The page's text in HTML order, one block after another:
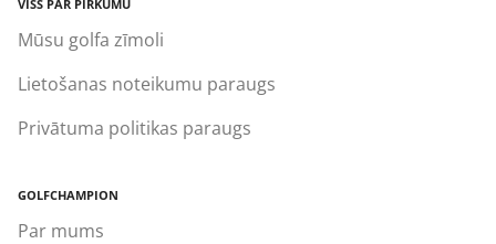
VISS PAR PIRKUMU
Mūsu golfa zīmoli
Lietošanas noteikumu paraugs
Privātuma politikas paraugs
GOLFCHAMPION
Par mums